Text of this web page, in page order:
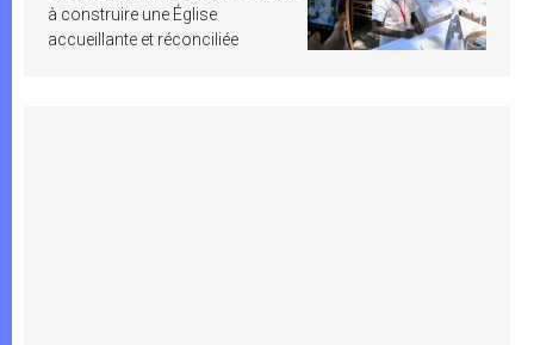
à construire une Église
accueillante et réconciliée